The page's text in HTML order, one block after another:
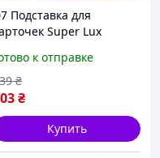
Подставка для
Super Lux
серебро
для
MOD58L
к отправке
₴
₴
Купить